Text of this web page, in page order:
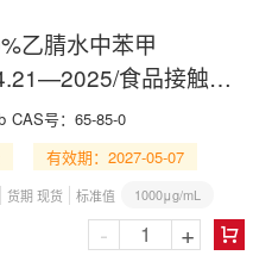
乙腈水中苯甲
食品接触材
酸、苯二甲酸和苯三
测定
CAS号： 65-85-0
有效期：2027-05-07
货期 现货 标准值 1000μg/mL

- +